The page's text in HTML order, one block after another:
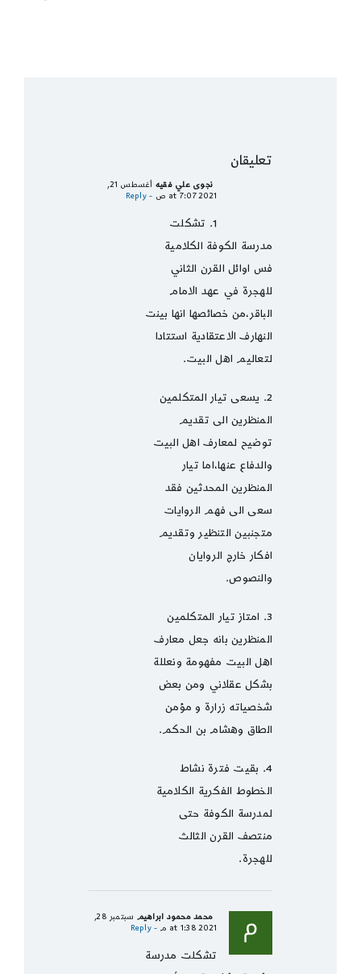
تعليقان
نجوى علي فقيه
أغسطس 21,
2021 at 7:07 ص
- Reply
1. تشكلت
مدرسة الكوفة الكلامية
فس اوائل القرن الثاني
للهجرة في عهد الامام
الباقر،من خصائصها انها بينت
النهارف الاعتقادية استتادا
لتعاليم اهل البيت.
2. يسعى تيار المتكلمين
المنظرين الى تقديم
توضيح لمعارف اهل البيت
والدفاع عنها،اما تيار
المنظرين المحدثين فقد
سعى الى فهم الروايات
متجنبين التنظير وتقديم
افكار خارج الروايان
والنصوص.
3. امتاز تيار المتكلمين
المنظرين بانه جعل معارف
اهل البيت مفهومة ونعللة
بشكل عقلاني ومن بعض
شخصياته زرارة و مؤمن
الطاق وهشام بن الحكم.
4. بقيت فترة نشاط
الخطوط الفكرية الكلامية
لمدرسة الكوفة حتى
منتصف القرن الثالث
للهجرة.
محمد محمود ابراهيم
سبتمبر 28,
2021 at 1:38 م
- Reply
تشكلت مدرسة